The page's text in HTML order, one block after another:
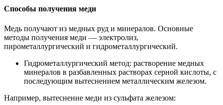
Способы получения меди
Медь получают из медных руд и минералов. Основные
методы получения меди — электролиз,
пирометаллургический и гидрометаллургический.
Гидрометаллургический метод: растворение медных
минералов в разбавленных растворах серной кислоты, с
последующим вытеснением металлическим железом.
Например, вытеснение меди из сульфата железом: